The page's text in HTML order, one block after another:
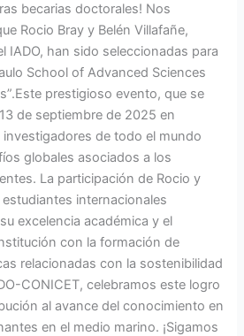
becarias doctorales! Nos
Rocio Bray y Belén Villafañe,
IADO, han sido seleccionadas para
School of Advanced Sciences
prestigioso evento, que se
de septiembre de 2025 en
investigadores de todo el mundo
globales asociados a los
La participación de Rocio y
internacionales
excelencia académica y el
con la formación de
relacionadas con la sostenibilidad
CONICET, celebramos este logro
al avance del conocimiento en
en el medio marino. ¡Sigamos